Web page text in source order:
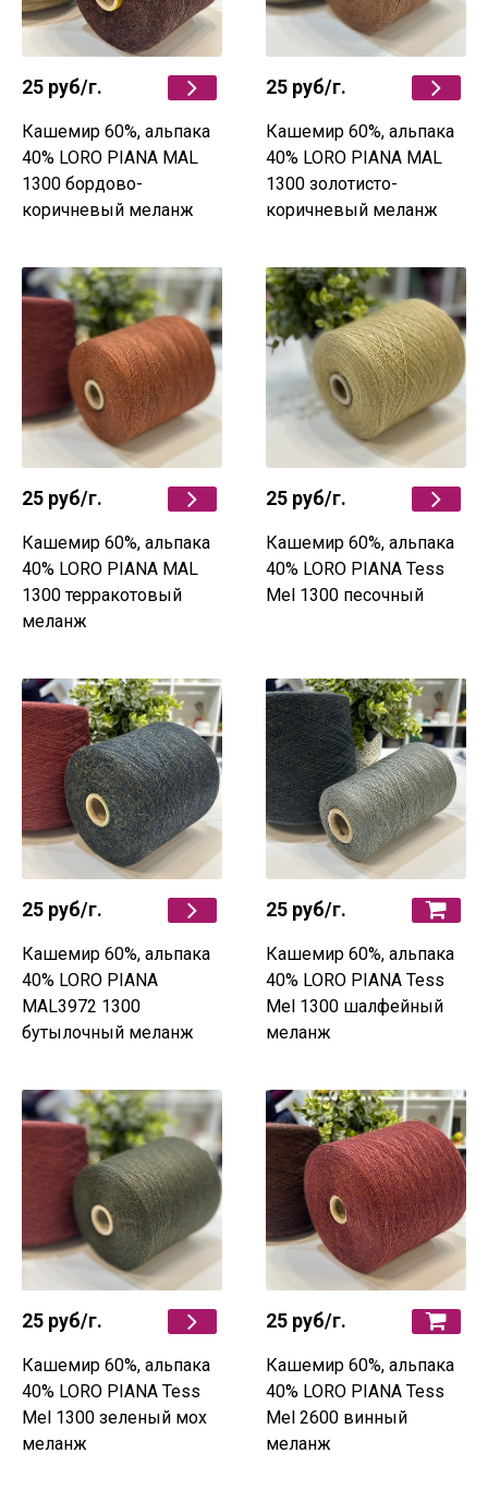
25 руб/г.
Кашемир 60%, альпака
40% LORO PIANA MAL
1300 бордово-
коричневый меланж
25 руб/г.
Кашемир 60%, альпака
40% LORO PIANA MAL
1300 золотисто-
коричневый меланж
25 руб/г.
Кашемир 60%, альпака
40% LORO PIANA MAL
1300 терракотовый
меланж
25 руб/г.
Кашемир 60%, альпака
40% LORO PIANA Tess
Mel 1300 песочный
25 руб/г.
Кашемир 60%, альпака
40% LORO PIANA
MAL3972 1300
бутылочный меланж
25 руб/г.
Кашемир 60%, альпака
40% LORO PIANA Tess
Mel 1300 шалфейный
меланж
25 руб/г.
Кашемир 60%, альпака
40% LORO PIANA Tess
Mel 1300 зеленый мох
меланж
25 руб/г.
Кашемир 60%, альпака
40% LORO PIANA Tess
Mel 2600 винный
меланж